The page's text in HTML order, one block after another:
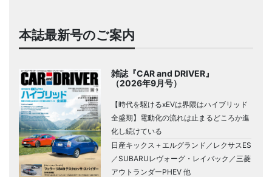
本誌最新号のご案内
雑誌『CAR and DRIVER』
（2026年9月号）
【時代を駆けるxEVは界隈はハイブリッド
全盛期】電動化の流れは止まるどころか進
化し続けている
日産キックス＋エルグランド／レクサスES
／SUBARUレヴォーグ・レイバック／三菱
アウトランダーPHEV 他